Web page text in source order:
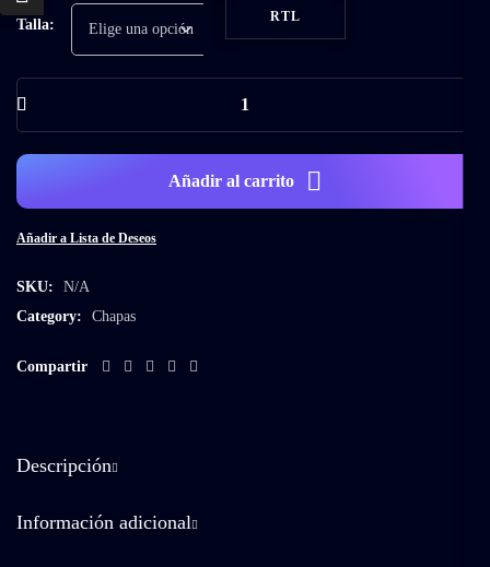
Talla:
Añadir al carrito
Añadir a Lista de Deseos
SKU:
N/A
Category:
Chapas
Compartir
Descripción
Información adicional
RTL